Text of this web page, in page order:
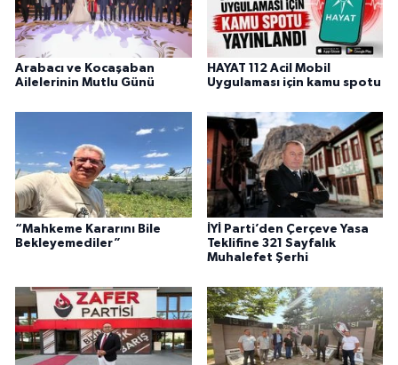
Arabacı ve Kocaşaban
Ailelerinin Mutlu Günü
HAYAT 112 Acil Mobil
Uygulaması için kamu spotu
“Mahkeme Kararını Bile
Bekleyemediler”
İYİ Parti’den Çerçeve Yasa
Teklifine 321 Sayfalık
Muhalefet Şerhi